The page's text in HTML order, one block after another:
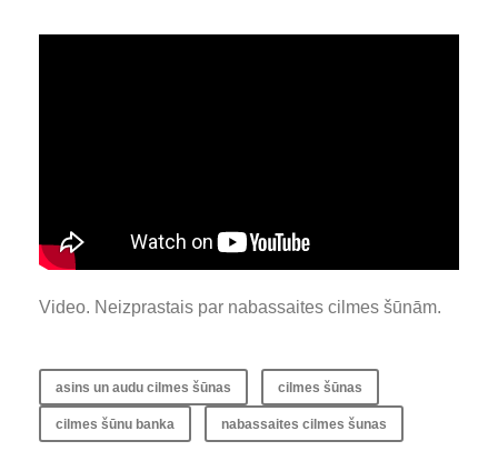
Video. Neizprastais par nabassaites cilmes šūnām.
asins un audu cilmes šūnas cilmes šūnas
cilmes šūnu banka nabassaites cilmes šunas